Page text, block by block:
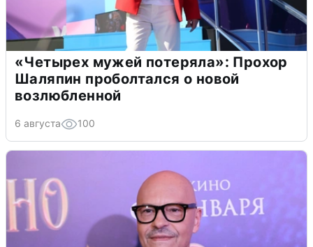
«Четырех мужей потеряла»: Прохор
Шаляпин проболтался о новой
возлюбленной
6 августа 100